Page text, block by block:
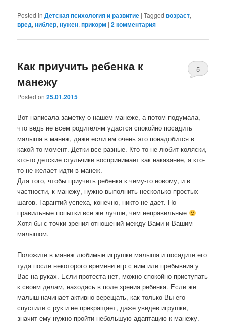
Posted in Детская психология и развитие |Tagged возраст,
вред,ниблер,нужен,прикорм |2комментария
Как приучить ребенка к
манежу
Posted on25.01.2015
5
Вот написала заметку о нашем манеже, а потом подумала,
что ведь не всем родителям удастся спокойно посадить
малыша в манеж, даже если им очень это понадобится в
какой-то момент. Детки все разные. Кто-то не любит коляски,
кто-то детские стульчики воспринимает как наказание, а кто-
то не желает идти в манеж.
Для того, чтобы приучить ребенка к чему-то новому, и в
частности, к манежу, нужно выполнить несколько простых
шагов. Гарантий успеха, конечно, никто не дает. Но
правильные попытки все же лучше, чем неправильные
Хотя бы с точки зрения отношений между Вами и Вашим
малышом.
Положите в манеж любимые игрушки малыша и посадите его
туда после некоторого времени игр с ним или пребывния у
Вас на руках. Если протеста нет, можно спокойно приступать
к своим делам, находясь в поле зрения ребенка. Если же
малыш начинает активно верещать, как только Вы его
спустили с рук и не прекращает, даже увидев игрушки,
значит ему нужно пройти небольшую адаптацию к манежу.